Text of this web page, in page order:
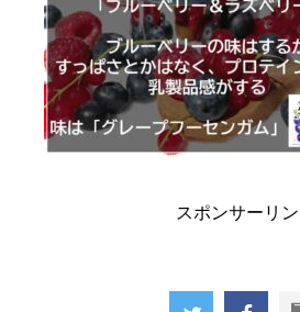
スポンサーリ